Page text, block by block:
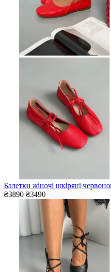
Балетки жіночі шкіряні
₴3890 ₴3490